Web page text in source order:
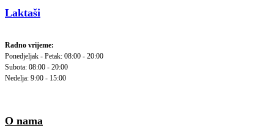
Laktaši
Radno vrijeme:
Ponedjeljak - Petak: 08:00 - 20:00
Subota: 08:00 - 20:00
Nedelja: 9:00 - 15:00
O nama